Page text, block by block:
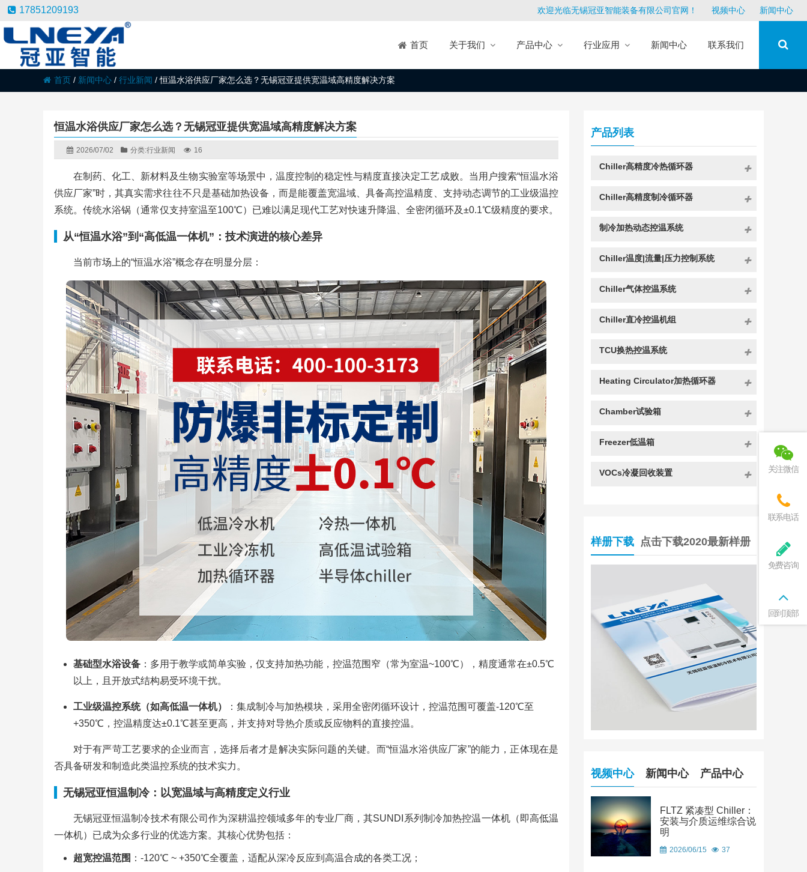
17851209193 欢迎光临无锡冠亚智能装备有限公司官网！ 视频中心 新闻中心
首页 关于我们 产品中心 行业应用 新闻中心 联系我们
首页 / 新闻中心 / 行业新闻 /恒温水浴供应厂家怎么选？无锡冠亚提供宽温域高精度解决方案
恒温水浴供应厂家怎么选？无锡冠亚提供宽温域高精度解决方案
2026/07/02 分类:行业新闻 16
在制药、化工、新材料及生物实验室等场景中，温度控制的稳定性与精度直接决定工艺成败。当用户搜索“恒温水浴
供应厂家”时，其真实需求往往不只是基础加热设备，而是能覆盖宽温域、具备高控温精度、支持动态调节的工业级温控
系统。传统水浴锅（通常仅支持室温至100℃）已难以满足现代工艺对快速升降温、全密闭循环及±0.1℃级精度的要求。
从“恒温水浴”到“高低温一体机”：技术演进的核心差异
当前市场上的“恒温水浴”概念存在明显分层：
基础型水浴设备：多用于教学或简单实验，仅支持加热功能，控温范围窄（常为室温~100℃），精度通常在±0.5℃
以上，且开放式结构易受环境干扰。
工业级温控系统（如高低温一体机）
：集成制冷与加热模块，采用全密闭循环设计，控温范围可覆盖-120℃至
+350℃，控温精度达±0.1℃甚至更高，并支持对导热介质或反应物料的直接控温。
对于有严苛工艺要求的企业而言，选择后者才是解决实际问题的关键。而“恒温水浴供应厂家”的能力，正体现在是
否具备研发和制造此类温控系统的技术实力。
无锡冠亚恒温制冷：以宽温域与高精度定义行业
无锡冠亚恒温制冷技术有限公司作为深耕温控领域多年的专业厂商，其SUNDI系列制冷加热控温一体机（即高低温
一体机）已成为众多行业的优选方案。其核心优势包括：
超宽控温范围 ：-120℃ ~ +350℃全覆盖，适配从深冷反应到高温合成的各类工况；
产品列表
Chiller高精度冷热循环器
Chiller高精度制冷循环器
制冷加热动态控温系统
Chiller温度|流量|压力控制系统
Chiller气体控温系统
Chiller直冷控温机组
TCU换热控温系统
Heating Circulator加热循环器
Chamber试验箱
Freezer低温箱
VOCs冷凝回收装置
样册下载 点击下载2020最新样册
视频中心 新闻中心 产品中心
FLTZ 紧凑型 Chiller：
安装与介质运维综合说
明
2026/06/15 37
关注微信
联系电话
免费咨询
回到顶部